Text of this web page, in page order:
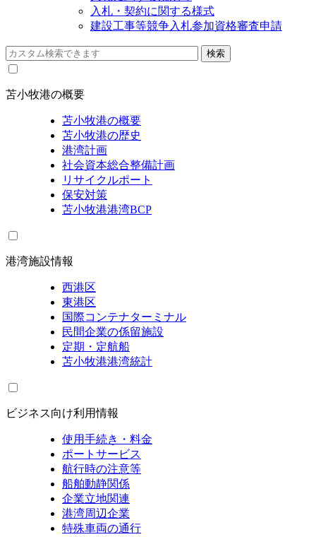
入札・契約に関する様式
建設工事等競争入札参加資格審査申請
苫小牧港の概要
苫小牧港の概要
苫小牧港の歴史
港湾計画
社会資本総合整備計画
リサイクルポート
保安対策
苫小牧港港湾BCP
港湾施設情報
西港区
東港区
国際コンテナターミナル
民間企業の係留施設
定期・定航船
苫小牧港港湾統計
ビジネス向け利用情報
使用手続き・料金
ポートサービス
航行時の注意等
船舶動静関係
企業立地関連
港湾周辺企業
特殊車両の通行